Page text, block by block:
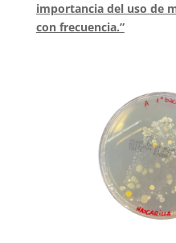
importancia del uso de
con frecuencia.”